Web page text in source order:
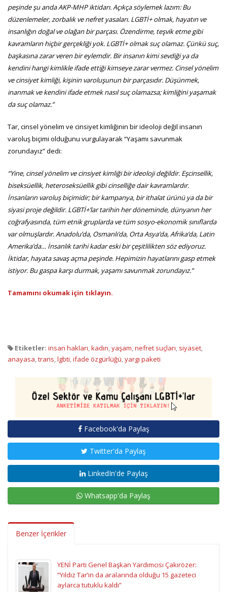
peşinde şu anda AKP-MHP iktidarı. Açıkça söylemek lazım: Bu
düzenlemeler, zorbalık ve nefret yasaları. LGBTİ+ olmak, hayatın ve
insanlığın doğal ve olağan bir parçası. Özendirme, teşvik etme gibi
kavramların hiçbir gerçekliği yok. LGBTİ+ olmak suç olamaz. Çünkü suç,
başkasına zarar veren bir eylemdir. Bir insanın kimi sevdiği ya da
kendini hangi kimlikle ifade ettiği kimseye zarar vermez. Cinsel yönelim
ve cinsiyet kimliği, kişinin varoluşunun bir parçasıdır. Düşünmek,
inanmak ve kendini ifade etmek nasıl suç olamazsa; kimliğini yaşamak
da suç olamaz.”
Tar, cinsel yönelim ve cinsiyet kimliğinin bir ideoloji değil insanın
varoluş biçimi olduğunu vurgulayarak “Yaşamı savunmak
zorundayız” dedi:
“Yine, cinsel yönelim ve cinsiyet kimliği bir ideoloji değildir. Eşcinsellik,
biseksüellik, heteroseksüellik gibi cinselliğe dair kavramlardır.
İnsanların varoluş biçimidir; bir kampanya, bir ithalat ürünü ya da bir
siyasi proje değildir. LGBTİ+’lar tarihin her döneminde, dünyanın her
coğrafyasında, tüm etnik gruplarda ve tüm sosyo-ekonomik sınıflarda
var olmuşlardır. Anadolu’da, Osmanlı’da, Orta Asya’da, Afrika’da, Latin
Amerika’da… İnsanlık tarihi kadar eski bir çeşitlilikten söz ediyoruz.
İktidar, hayata savaş açma peşinde. Hepimizin hayatlarını gasp etmek
istiyor. Bu gaspa karşı durmak, yaşamı savunmak zorundayız.”
Tamamını okumak için tıklayın.
Etiketler: insan hakları,kadın,yaşam,nefret suçları, siyaset,
anayasa,trans,lgbti,ifade özgürlüğü,yargı paketi
Facebook'da Paylaş
Twitter'da Paylaş
LinkedIn'de Paylaş
Whatsapp'da Paylaş
Benzer İçerikler
YENİ Parti Genel Başkan Yardımcısı Çakırözer:
“Yıldız Tar’ın da aralarında olduğu 15 gazeteci
aylarca tutuklu kaldı”